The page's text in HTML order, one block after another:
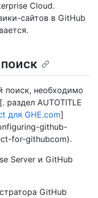
Cloud.
сайтов в GitHub
поиск, необходимо
AUTOTITLE
для GHE.com]
github-
for-githubcom).
Server и GitHub
GitHub